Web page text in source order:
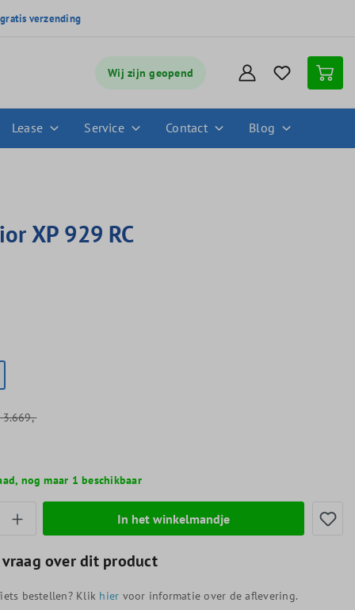
gratis verzending
Wij zijn geopend
Lease Service Contact Blog
XP 929 RC
3.669,-
nog maar 1 beschikbaar
Voer de gewenste
In het winkelmandje
over dit product
bestellen? Klik hier voor informatie over de aflevering.